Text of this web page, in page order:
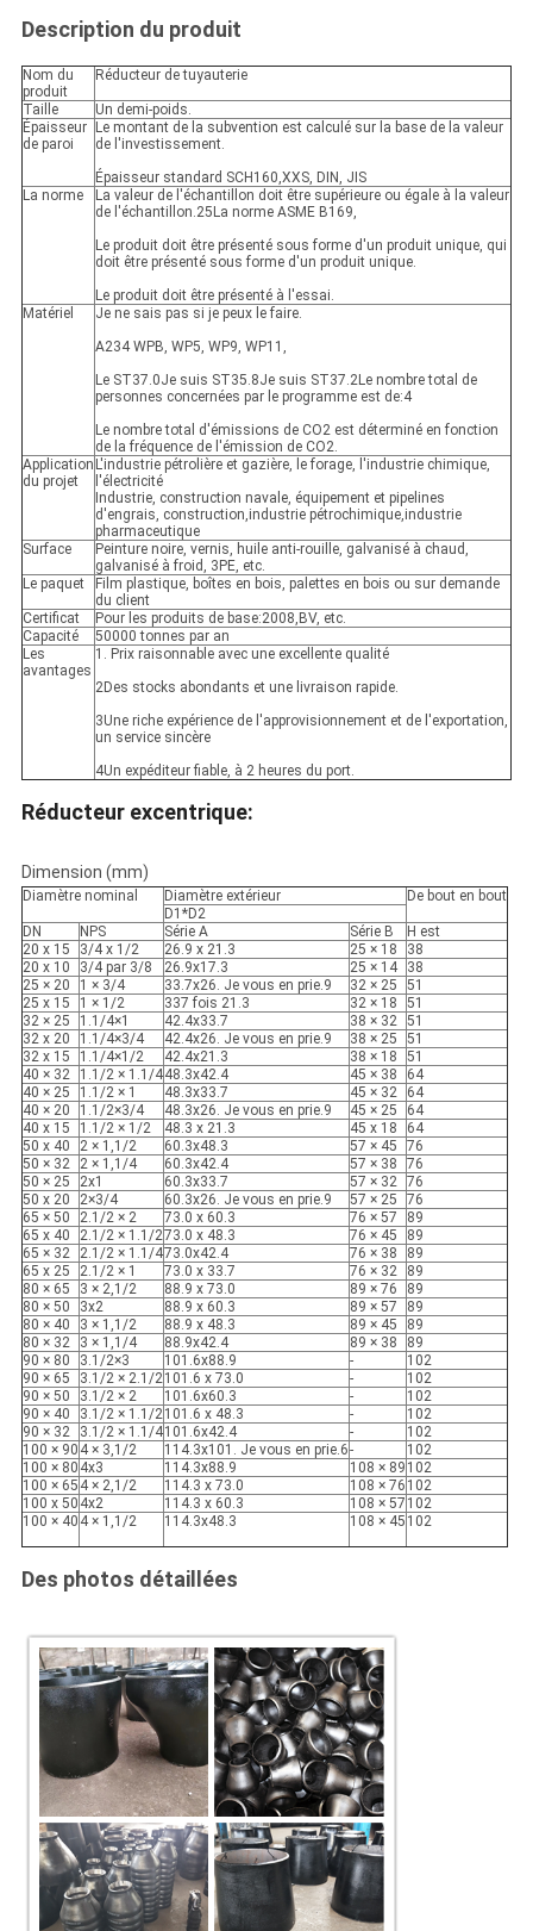
Description du produit
Nom du
produit
Réducteur de tuyauterie
Taille
Un demi-poids.
Épaisseur
de paroi
Le montant de la subvention est calculé sur la base de la valeur
de l'investissement.
Épaisseur standard SCH160,XXS, DIN, JIS
La norme
La valeur de l'échantillon doit être supérieure ou égale à la valeur
de l'échantillon.25La norme ASME B169,
Le produit doit être présenté sous forme d'un produit unique, qui
doit être présenté sous forme d'un produit unique.
Le produit doit être présenté à l'essai.
Matériel
Je ne sais pas si je peux le faire.
A234 WPB, WP5, WP9, WP11,
Le ST37.0Je suis ST35.8Je suis ST37.2Le nombre total de
personnes concernées par le programme est de:4
Le nombre total d'émissions de CO2 est déterminé en fonction
de la fréquence de l'émission de CO2.
Application
du projet
L'industrie pétrolière et gazière, le forage, l'industrie chimique,
l'électricité
Industrie, construction navale, équipement et pipelines
d'engrais, construction,industrie pétrochimique,industrie
pharmaceutique
Surface
Peinture noire, vernis, huile anti-rouille, galvanisé à chaud,
galvanisé à froid, 3PE, etc.
Le paquet
Film plastique, boîtes en bois, palettes en bois ou sur demande
du client
Certificat
Pour les produits de base:2008,BV, etc.
Capacité
50000 tonnes par an
Les
avantages
1. Prix raisonnable avec une excellente qualité
2Des stocks abondants et une livraison rapide.
3Une riche expérience de l'approvisionnement et de l'exportation,
un service sincère
4Un expéditeur fiable, à 2 heures du port.
Réducteur excentrique:
Dimension (mm)
Diamètre nominal Diamètre extérieur
De bout en bout
D1*D2
DN
NPS Série A Série B
H est
20 x 15
3/4 x 1/2 26.9 x 21.3 25 × 18
38
20 x 10
3/4 par 3/8 26.9x17.3 25 × 14
38
25 × 20
1 × 3/4 33.7x26. Je vous en prie.9 32 × 25
51
25 x 15
1 × 1/2 337 fois 21.3 32 × 18
51
32 × 25
1.1/4×1 42.4x33.7 38 × 32 51
32 x 20
1.1/4×3/4 42.4x26. Je vous en prie.9 38 × 25
51
32 x 15
1.1/4×1/2 42.4x21.3 38 × 18
51
40 × 32
1.1/2 × 1.1/448.3x42.4 45 × 38
64
40 × 25
1.1/2 × 1 48.3x33.7 45 × 32
64
40 × 20
1.1/2×3/4 48.3x26. Je vous en prie.9 45 × 25
64
40 x 15
1.1/2 × 1/2 48.3 x 21.3 45 x 18
64
50 x 40
2 × 1,1/2 60.3x48.3 57 × 45
76
50 × 32
2 × 1,1/4 60.3x42.4 57 × 38
76
50 × 25
2x1 60.3x33.7 57 × 32 76
50 x 20
2×3/4 60.3x26. Je vous en prie.9 57 × 25
76
65 × 50
2.1/2 × 2 73.0 x 60.3 76 × 57
89
65 x 40
2.1/2 × 1.1/273.0 x 48.3 76 × 45
89
65 × 32
2.1/2 × 1.1/473.0x42.4 76 × 38
89
65 x 25
2.1/2 × 1 73.0 x 33.7 76 × 32
89
80 × 65
3 × 2,1/2 88.9 x 73.0 89 × 76
89
80 × 50
3x2 88.9 x 60.3 89 × 57
89
80 × 40
3 × 1,1/2 88.9 x 48.3 89 × 45
89
80 × 32
3 × 1,1/4 88.9x42.4 89 × 38
89
90 × 80
3.1/2×3 101.6x88.9 -
102
90 × 65
3.1/2 × 2.1/2101.6 x 73.0 -
102
90 × 50
3.1/2 × 2 101.6x60.3 -
102
90 × 40
3.1/2 × 1.1/2101.6 x 48.3 -
102
90 × 32
3.1/2 × 1.1/4101.6x42.4 -
102
100 × 90 4 × 3,1/2 114.3x101. Je vous en prie.6-
102
100 × 80 4x3 114.3x88.9 108 × 89 102
100 × 65 4 × 2,1/2 114.3 x 73.0 108 × 76 102
100 x 50 4x2 114.3 x 60.3 108 × 57 102
100 × 40 4 × 1,1/2 114.3x48.3 108 × 45 102
Des photos détaillées